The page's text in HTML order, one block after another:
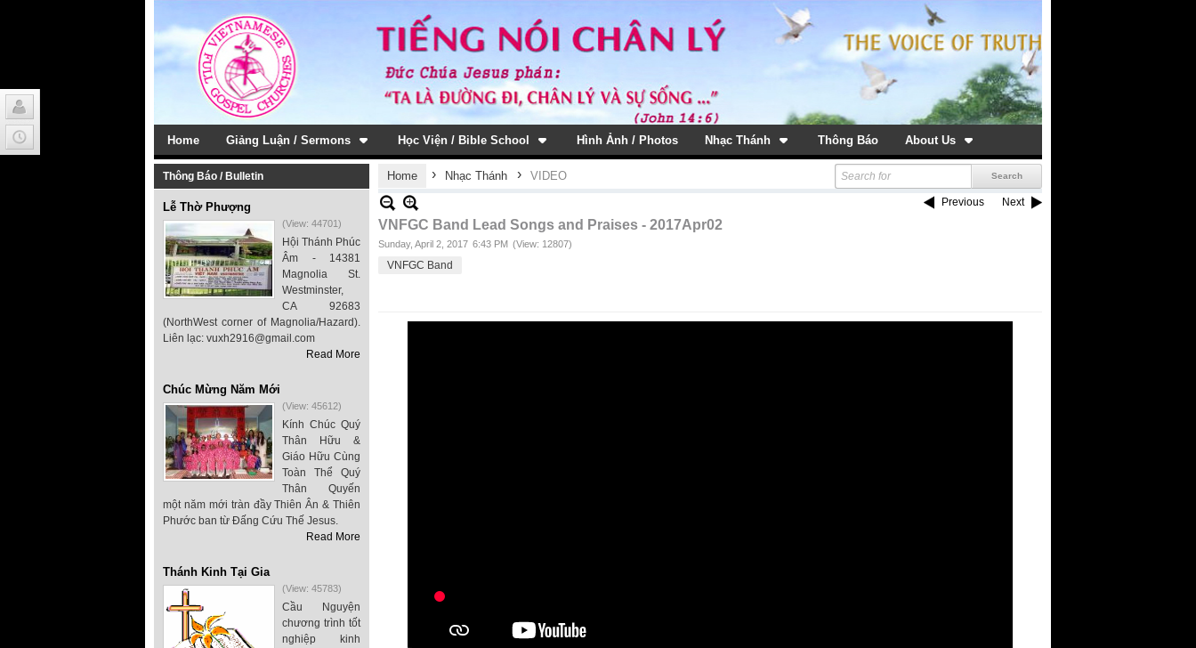
Home Giảng Luận / Sermons Học Viện / Bible School Hình Ảnh / Photos Nhạc Thánh Thông Báo About Us
Thông Báo / Bulletin
Lễ Thờ Phượng
(View: 44701)
Hội Thánh Phúc
Âm - 14381
Magnolia St.
Westminster,
CA 92683
(NorthWest corner of Magnolia/Hazard).
Liên lạc: vuxh2916@gmail.com
Read More
Chúc Mừng Năm Mới
(View: 45612)
Kính Chúc Quý
Thân Hữu &
Giáo Hữu Cùng
Toàn Thể Quý
Thân Quyến
một năm mới tràn đầy Thiên Ân & Thiên
Phước ban từ Đấng Cứu Thế Jesus.
Read More
Thánh Kinh Tại Gia
(View: 45783)
Cầu Nguyện
chương trình tốt
nghiệp kinh
Home › Nhạc Thánh › VIDEO
Previous Next
VNFGC Band Lead Songs and Praises - 2017Apr02
Sunday, April 2, 2017 6:43 PM (View: 12807)
VNFGC Band